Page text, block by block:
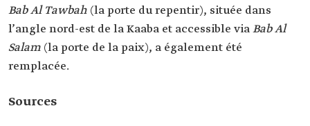
Bab Al Tawbah (la porte du repentir), située dans
l’angle nord-est de la Kaaba et accessible viaBab Al
Salam (la porte de la paix), a également été
remplacée.
Sources